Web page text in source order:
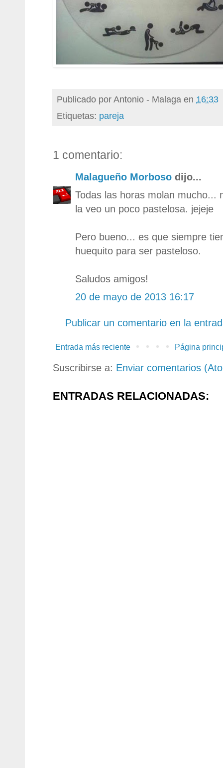
Publicado porAntonio - Malaga en 16:33
Etiquetas: pareja
1 comentario:
Malagueño Morboso dijo...
Todas las horas molan mucho...
la veo un poco pastelosa. jejeje
Pero bueno... es que siempre
huequito para ser pasteloso.
Saludos amigos!
20 de mayo de 2013 16:17
Publicar un comentario en la
Entrada más reciente Página
Suscribirse a: Enviar comentarios
ENTRADAS RELACIONADAS: